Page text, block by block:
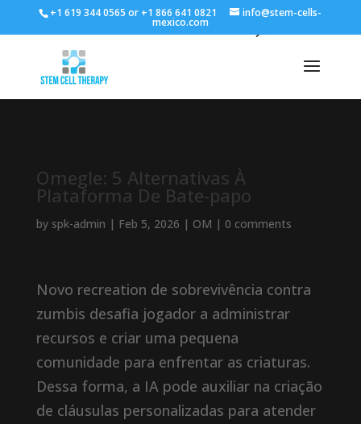
+1 619 344 0565 or +1 866 641 0821 info@stem-cells-
mexico.com
Omegle: 5 Alternativas À
Plataforma De Bate-papo
by spk-admin | Feb 5, 2026 | OM | 0 comments
Novo recreation de sobrevivência contra
zumbis desafia jogador a administrar
recursos e criar uma pequena
comunidade para enfrentar as criaturas.
Dessa forma, a IA pode auxiliar na criação
de cláusulas personalizadas para atender